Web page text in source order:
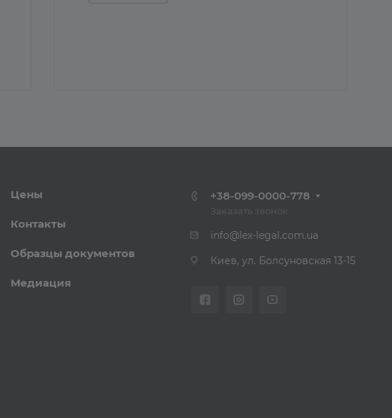
Цены
Контакты
Образцы документов
Медиация
+38-099-0000-778
Заказать звонок
info@lex-legal.com.ua
Киев, ул. Болсуновская 13-15